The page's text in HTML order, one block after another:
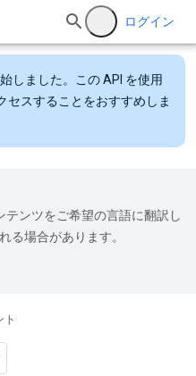
ログイン
しました。この API を使用
セスすることをおすすめしま
テンツをご希望の言語に翻訳し
る場合があります。
ト